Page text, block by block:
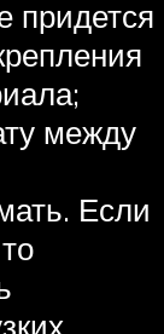
придется
между
Если